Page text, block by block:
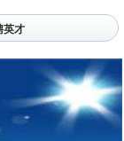
英才